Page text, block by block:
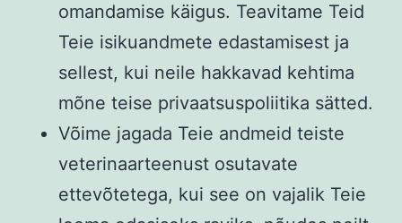
omandamise käigus. Teavitame Teid
Teie isikuandmete edastamisest ja
sellest, kui neile hakkavad kehtima
mõne teise privaatsuspoliitika sätted.
Võime jagada Teie andmeid teiste
veterinaarteenust osutavate
ettevõtetega, kui see on vajalik Teie